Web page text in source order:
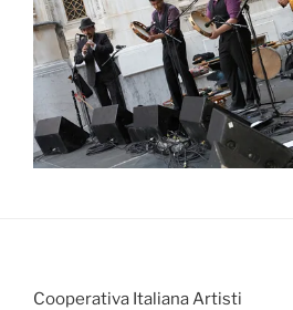
Cooperativa Italiana Artisti